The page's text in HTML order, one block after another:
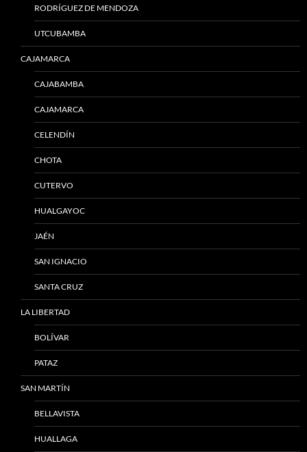
RODRÍGUEZ DE MENDOZA
UTCUBAMBA
CAJAMARCA
CAJABAMBA
CAJAMARCA
CELENDÍN
CHOTA
CUTERVO
HUALGAYOC
JAÉN
SAN IGNACIO
SANTA CRUZ
LA LIBERTAD
BOLÍVAR
PATAZ
SAN MARTÍN
BELLAVISTA
HUALLAGA